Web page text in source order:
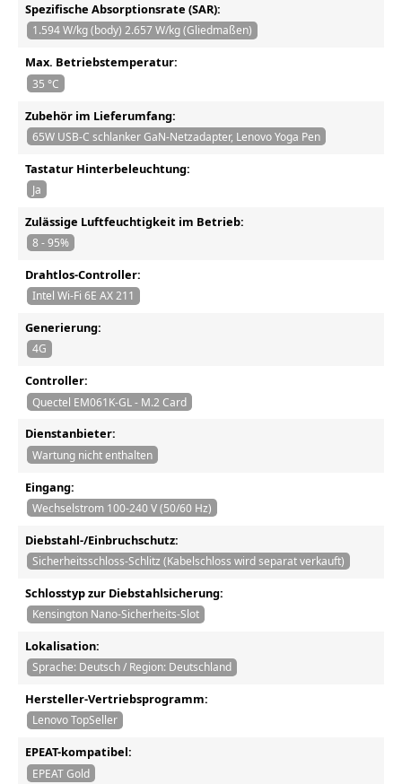
Spezifische Absorptionsrate (SAR):
1.594 W/kg (body) 2.657 W/kg (Gliedmaßen)
Max. Betriebstemperatur:
35 °C
Zubehör im Lieferumfang:
65W USB-C schlanker GaN-Netzadapter, Lenovo Yoga Pen
Tastatur Hinterbeleuchtung:
Ja
Zulässige Luftfeuchtigkeit im Betrieb:
8 - 95%
Drahtlos-Controller:
Intel Wi-Fi 6E AX 211
Generierung:
4G
Controller:
Quectel EM061K-GL - M.2 Card
Dienstanbieter:
Wartung nicht enthalten
Eingang:
Wechselstrom 100-240 V (50/60 Hz)
Diebstahl-/Einbruchschutz:
Sicherheitsschloss-Schlitz (Kabelschloss wird separat verkauft)
Schlosstyp zur Diebstahlsicherung:
Kensington Nano-Sicherheits-Slot
Lokalisation:
Sprache: Deutsch / Region: Deutschland
Hersteller-Vertriebsprogramm:
Lenovo TopSeller
EPEAT-kompatibel:
EPEAT Gold